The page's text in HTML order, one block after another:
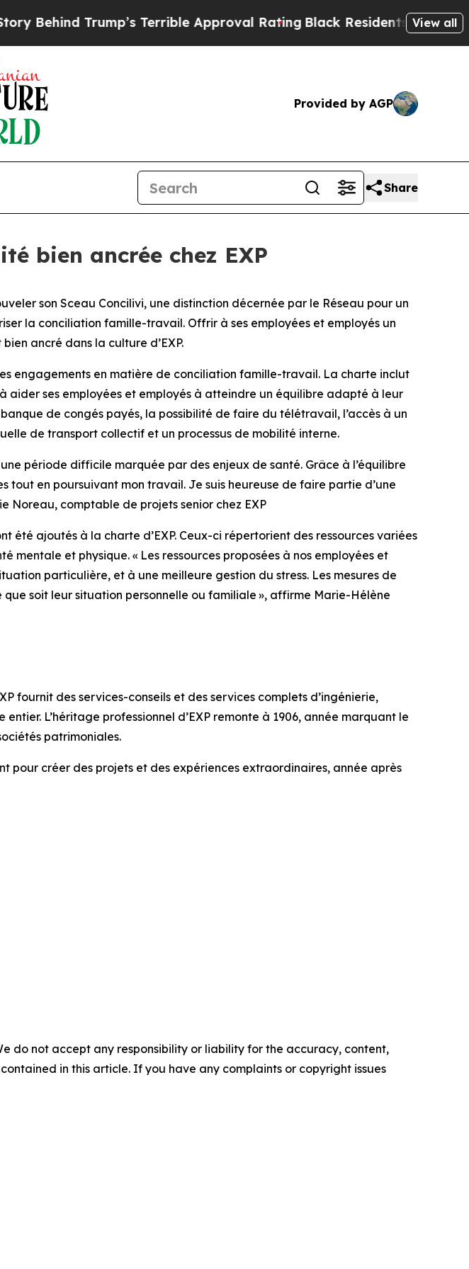
Trump’s Terrible Approval RatingBlack Residents Warned of
View all
Provided by AGP
Share
bien ancrée chez EXP
son Sceau Concilivi, une distinction décernée par le Réseau pour un
la conciliation famille-travail. Offrir à ses employées et employés un
ancré dans la culture d’EXP.
engagements en matière de conciliation famille-travail. La charte inclut
aider ses employées et employés à atteindre un équilibre adapté à leur
de congés payés, la possibilité de faire du télétravail, l’accès à un
de transport collectif et un processus de mobilité interne.
période difficile marquée par des enjeux de santé. Grâce à l’équilibre
tout en poursuivant mon travail. Je suis heureuse de faire partie d’une
Noreau, comptable de projets senior chez EXP
été ajoutés à la charte d’EXP. Ceux-ci répertorient des ressources variées
mentale et physique. « Les ressources proposées à nos employées et
particulière, et à une meilleure gestion du stress. Les mesures de
soit leur situation personnelle ou familiale », affirme Marie-Hélène
fournit des services-conseils et des services complets d’ingénierie,
L’héritage professionnel d’EXP remonte à 1906, année marquant le
patrimoniales.
pour créer des projets et des expériences extraordinaires, année après
do not accept any responsibility or liability for the accuracy, content,
in this article. If you have any complaints or copyright issues